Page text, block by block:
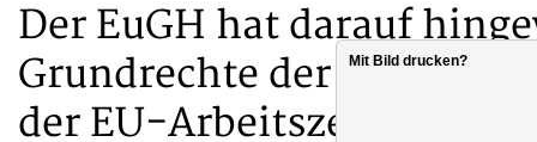
Der EuGH hat darauf
Grundrechte der
der EU-
Mit Bild drucken?